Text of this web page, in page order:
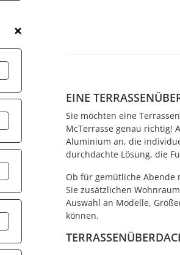
EINE
Sie möchten eine
McTerrasse genau richtig!
Aluminium an, die
durchdachte Lösung, die
Ob für gemütliche Abende
Sie zusätzlichen
Auswahl an Modelle,
können.